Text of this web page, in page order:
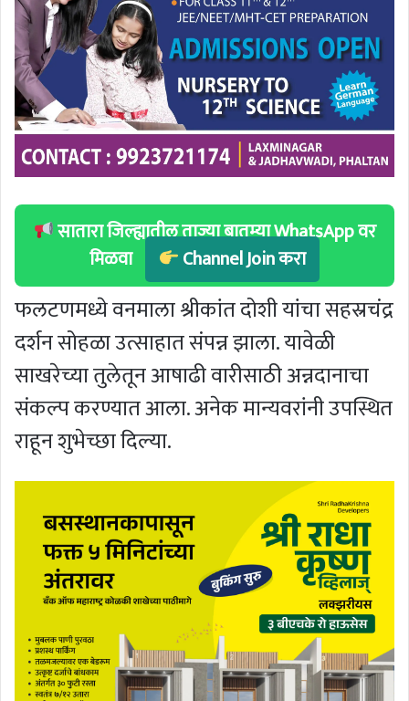
सातारा जिल्ह्यातील ताज्या बातम्या WhatsApp वर
मिळवा
Channel Join करा
फलटणमध्ये वनमाला श्रीकांत दोशी यांचा सहस्रचंद्र
दर्शन सोहळा उत्साहात संपन्न झाला. यावेळी
साखरेच्या तुलेतून आषाढी वारीसाठी अन्नदानाचा
संकल्प करण्यात आला. अनेक मान्यवरांनी उपस्थित
राहून शुभेच्छा दिल्या.